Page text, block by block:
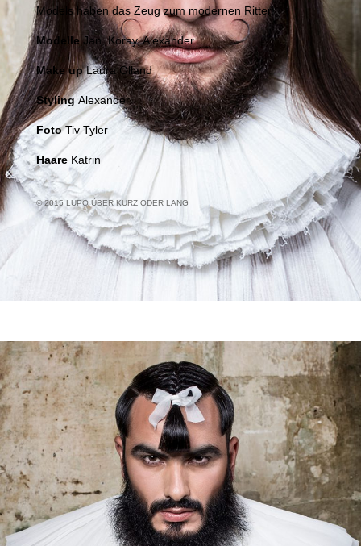
Models haben das Zeug zum modernen Ritter!
Modelle Jan, Koray, Alexander
Make upLaura Olland
Styling Alexander
FotoTiv Tyler
Haare Katrin
© 2015 LUPO ÜBER KURZ ODER LANG